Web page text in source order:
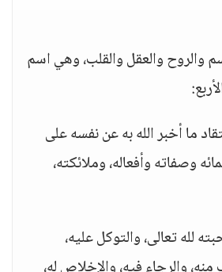
والروح والعقل والقلب، وهي اسم
ما أخبر الله به عن نفسه على
وصفاته وأفعاله، وملائكته،
لله تعالى، والتوكل عليه،